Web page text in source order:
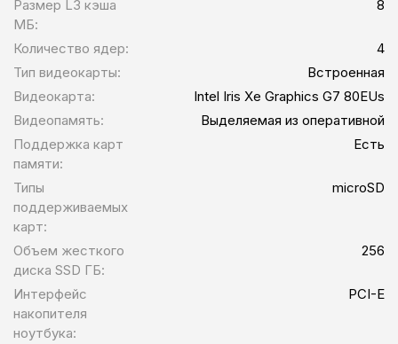
Размер L3 кэша
МБ:
8
Количество ядер:
4
Тип видеокарты:
Встроенная
Видеокарта:
Intel Iris Xe Graphics G7 80EUs
Видеопамять:
Выделяемая из оперативной
Поддержка карт
памяти:
Есть
Типы
поддерживаемых
карт:
microSD
Объем жесткого
диска SSD ГБ:
256
Интерфейс
накопителя
ноутбука:
PCI-E